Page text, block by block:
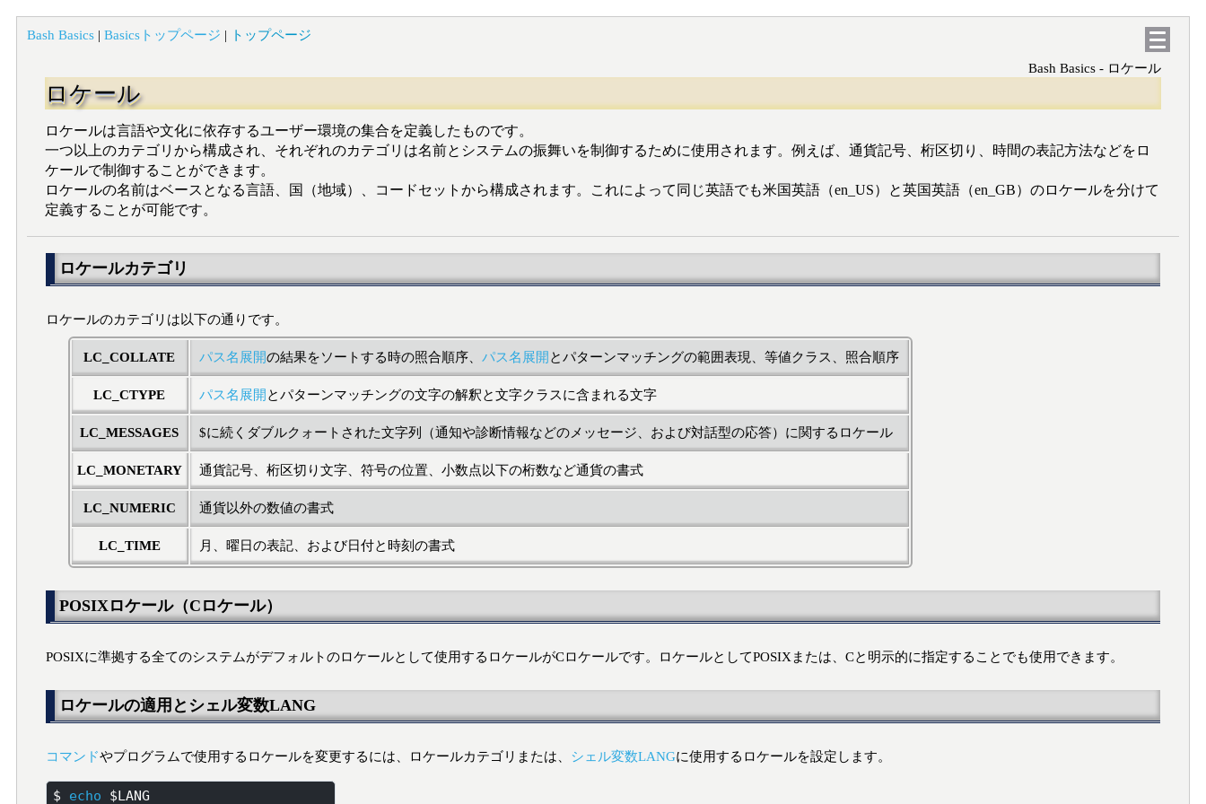
Bash Basics |Basicsトップページ | トップページ
Bash Basics - ロケール
ロケール
ロケールは言語や文化に依存するユーザー環境の集合を定義したものです。
一つ以上のカテゴリから構成され、それぞれのカテゴリは名前とシステムの振舞いを制御するために使用されます。例えば、通貨記号、桁区切り、時間の表記方法などをロ
ケールで制御することができます。
ロケールの名前はベースとなる言語、国（地域）、コードセットから構成されます。これによって同じ英語でも米国英語（en_US）と英国英語（en_GB）のロケールを分けて
定義することが可能です。
ロケールカテゴリ
ロケールのカテゴリは以下の通りです。
LC_COLLATE パス名展開の結果をソートする時の照合順序、 パス名展開 とパターンマッチングの範囲表現、等値クラス、照合順序
LC_CTYPE パス名展開 とパターンマッチングの文字の解釈と文字クラスに含まれる文字
LC_MESSAGES $に続くダブルクォートされた文字列（通知や診断情報などのメッセージ、および対話型の応答）に関するロケール
LC_MONETARY 通貨記号、桁区切り文字、符号の位置、小数点以下の桁数など通貨の書式
LC_NUMERIC 通貨以外の数値の書式
LC_TIME 月、曜日の表記、および日付と時刻の書式
POSIXロケール（Cロケール）
POSIXに準拠する全てのシステムがデフォルトのロケールとして使用するロケールがCロケールです。ロケールとしてPOSIXまたは、Cと明示的に指定することでも使用できます。
ロケールの適用とシェル変数LANG
コマンドやプログラムで使用するロケールを変更するには、ロケールカテゴリまたは、 シェル変数LANGに使用するロケールを設定します。
$ echo $LANG